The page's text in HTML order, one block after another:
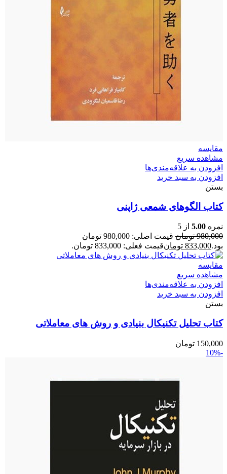
مقایسه
مشاهده سریع
افزودن به علاقه‌مندی‌ها
افزودن به سبد خرید
بستن
کتاب الگوهای شمعی ژاپنی
نمره 5.00 از 5
980,000 تومان
قیمت اصلی: 980,000 تومان
بود.833,000 تومانقیمت فعلی: 833,000 تومان.
مقایسه
مشاهده سریع
افزودن به علاقه‌مندی‌ها
افزودن به سبد خرید
بستن
کتاب تحلیل تکنیکال بنیادی و روش های معاملاتی
150,000 تومان
-10%